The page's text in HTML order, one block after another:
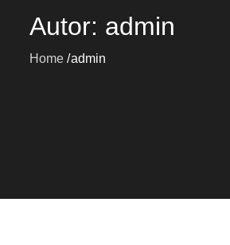
Autor: admin
Home admin